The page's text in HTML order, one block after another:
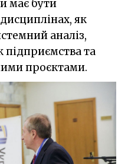
має бути
як
аналіз,
підприємства та
проєктами.